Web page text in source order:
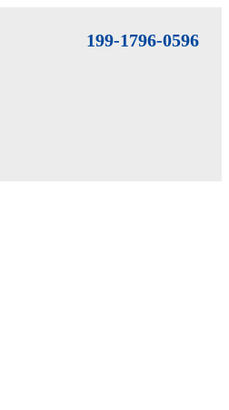
199-1796-0596